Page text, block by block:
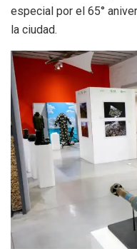
especial por el 65°
la ciudad.